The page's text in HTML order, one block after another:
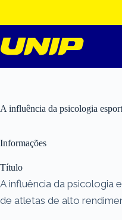
o
conteúdo
A influência da psicologia
Informações
Título
A influência da psicologia
de atletas de alto